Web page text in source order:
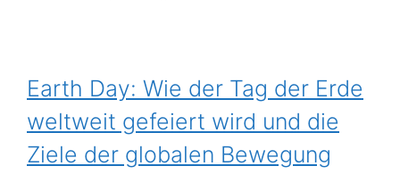
Earth Day: Wie der Tag der Erde
weltweit gefeiert wird und die
Ziele der globalen Bewegung